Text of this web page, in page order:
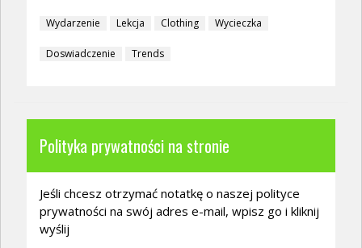
Wydarzenie Lekcja Clothing Wycieczka
Doswiadczenie Trends
Polityka prywatności na stronie
Jeśli chcesz otrzymać notatkę o naszej polityce
prywatności na swój adres e-mail, wpisz go i kliknij
wyślij